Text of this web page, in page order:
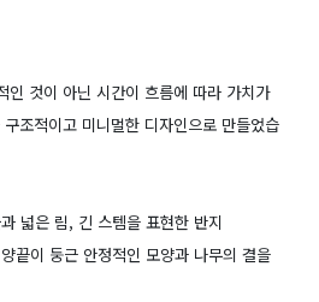
인 것이 아닌 시간이 흐름에 따라 가치가
조적이고 미니멀한 디자인으로 만들었습
넓은 림, 긴 스템을 표현한 반지
끝이 둥근 안정적인 모양과 나무의 결을